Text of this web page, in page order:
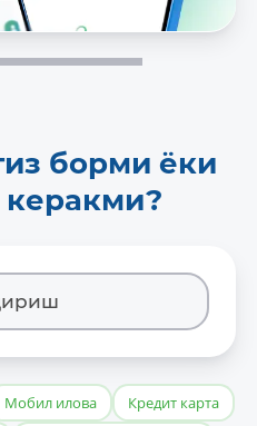
борми ёки
керакми?
Мобил илова
Кредит карта